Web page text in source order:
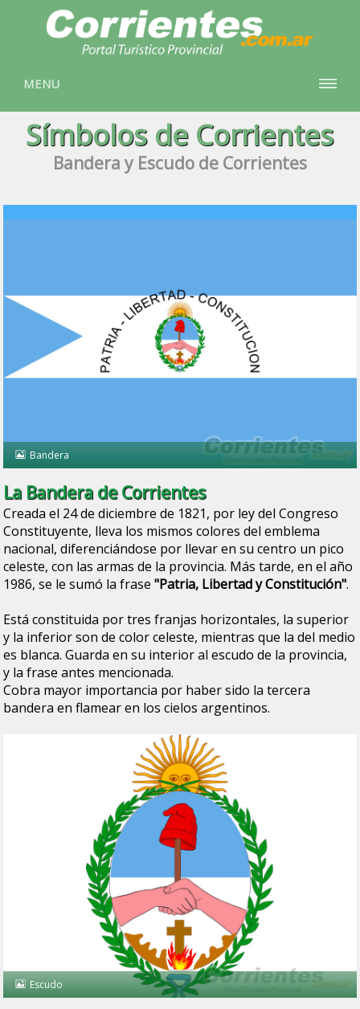
MENU
Símbolos de Corrientes
Bandera y Escudo de Corrientes
Bandera
La Bandera de Corrientes
Creada el 24 de diciembre de 1821, por ley del Congreso
Constituyente, lleva los mismos colores del emblema
nacional, diferenciándose por llevar en su centro un pico
celeste, con las armas de la provincia. Más tarde, en el año
1986, se le sumó la frase"Patria, Libertad y Constitución".
Está constituida por tres franjas horizontales, la superior
y la inferior son de color celeste, mientras que la del medio
es blanca. Guarda en su interior al escudo de la provincia,
y la frase antes mencionada.
Cobra mayor importancia por haber sido la tercera
bandera en flamear en los cielos argentinos.
Escudo